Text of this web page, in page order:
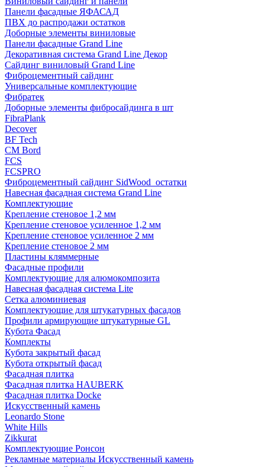
Панели фасадные ЯФАСАД
ПВХ до распродажи остатков
Доборные элементы виниловые
Панели фасадные Grand Line
Декоративная система Grand Line Декор
Сайдинг виниловый Grand Line
Фиброцементный сайдинг
Универсальные комплектующие
Фибратек
Доборные элементы фибросайдинга в шт
FibraPlank
Decover
BF Tech
CM Bord
FCS
FCSPRO
Фиброцементный сайдинг SidWood_остатки
Навесная фасадная система Grand Line
Комплектующие
Крепление стеновое 1,2 мм
Крепление стеновое усиленное 1,2 мм
Крепление стеновое усиленное 2 мм
Крепление стеновое 2 мм
Пластины кляммерные
Фасадные профили
Комплектующие для алюмокомпозита
Навесная фасадная система Lite
Сетка алюминиевая
Комплектующие для штукатурных фасадов
Профили армирующие штукатурные GL
Кубота Фасад
Комплекты
Кубота закрытый фасад
Кубота открытый фасад
Фасадная плитка
Фасадная плитка HAUBERK
Фасадная плитка Docke
Искусственный камень
Leonardo Stone
White Hills
Zikkurat
Комплектующие Ронсон
Рекламные материалы Искусственный камень